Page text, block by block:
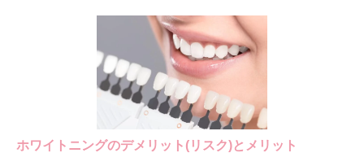
ホワイトニングのデメリット(リスク)とメリット